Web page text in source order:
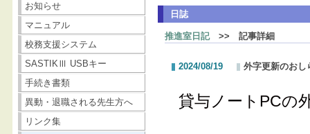
お知らせ
マニュアル
校務支援システム
SASTIKⅢ USBキー
手続き書類
異動・退職される先生方へ
リンク集
日誌
推進室日記>> 記事詳細
2024/08/19 外字更新のおし
貸与ノートPCの